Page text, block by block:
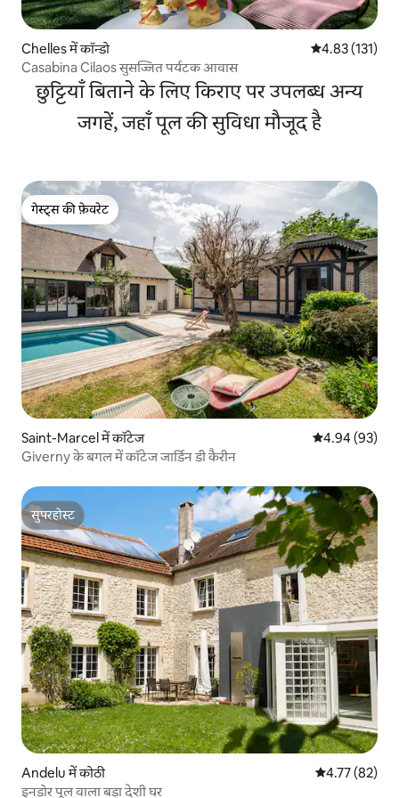
Chelles में कॉन्डो औसत रेटिंग 5 में से
4.83 (131)
Casabina Cilaos सुसज्जित पर्यटक आवास
छुट्टियाँ बिताने के लिए किराए पर उपलब्ध अन्य
जगहें, जहाँ पूल की सुविधा मौजूद है
गेस्ट्स की फ़ेवरेट
गेस्ट्स की फ़ेवरेट
Saint-Marcel में कॉटेज औसत रेटिंग 5 में
4.94 (93)
Giverny के बगल में कॉटेज जार्डिन डी कैरीन
सुपरहोस्ट
सुपरहोस्ट
Andelu में कोठी औसत रेटिंग 5 में
4.77 (82)
इनडोर पूल वाला बड़ा देशी घर